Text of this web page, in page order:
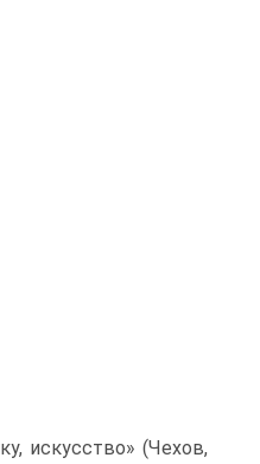
искусство» (Чехов,